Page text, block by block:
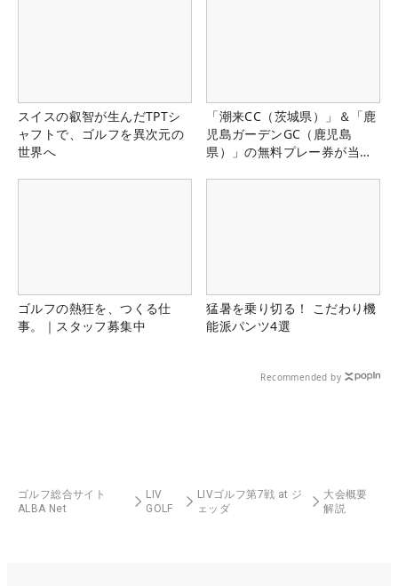
スイスの叡智が生んだTPTシ
ャフトで、ゴルフを異次元の
世界へ
「潮来CC（茨城県）」＆「鹿
児島ガーデンGC（鹿児島
県）」の無料プレー券が当た
ゴルフの熱狂を、つくる仕
事。｜スタッフ募集中
猛暑を乗り切る！ こだわり機
能派パンツ4選
Recommended by
ゴルフ総合サイト
ALBA Net
LIV
GOLF
LIVゴルフ第7戦 at ジ
ェッダ
大会概要
解説